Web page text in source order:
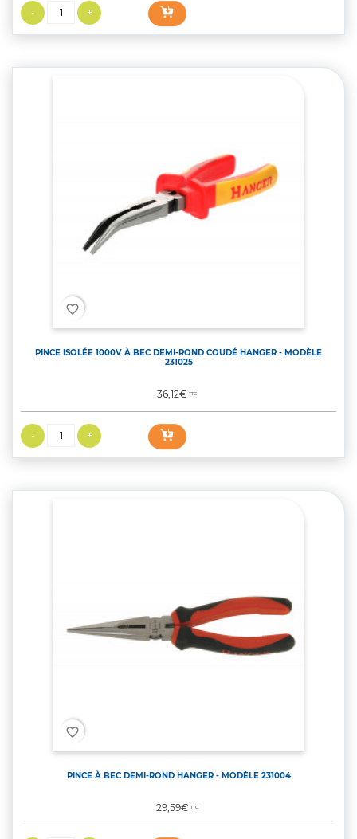
favorite_border
PINCE ISOLÉE 1000V À BEC DEMI-ROND COUDÉ HANGER - MODÈLE
231025
Prix
36,12€TTC
favorite_border
PINCE À BEC DEMI-ROND HANGER - MODÈLE 231004
Prix
29,59€TTC